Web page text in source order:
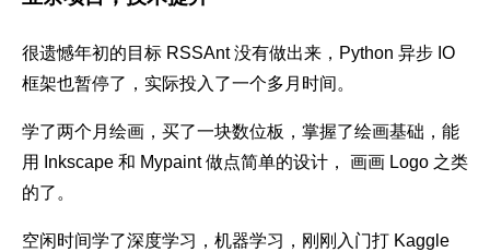
很遗憾年初的目标 RSSAnt 没有做出来，Python 异步 IO
框架也暂停了，实际投入了一个多月时间。
学了两个月绘画，买了一块数位板，掌握了绘画基础，能
用 Inkscape 和 Mypaint 做点简单的设计， 画画 Logo 之类
的了。
空闲时间学了深度学习，机器学习，刚刚入门打 Kaggle